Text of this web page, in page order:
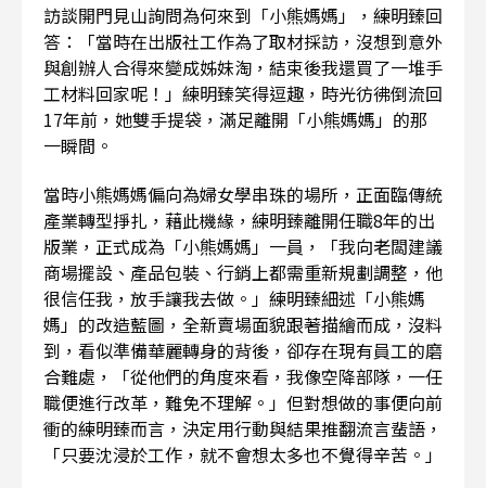
訪談開門見山詢問為何來到「小熊媽媽」，練明臻回
答：「當時在出版社工作為了取材採訪，沒想到意外
與創辦人合得來變成姊妹淘，結束後我還買了一堆手
工材料回家呢！」練明臻笑得逗趣，時光彷彿倒流回
17年前，她雙手提袋，滿足離開「小熊媽媽」的那
一瞬間。
當時小熊媽媽偏向為婦女學串珠的場所，正面臨傳統
產業轉型掙扎，藉此機緣，練明臻離開任職8年的出
版業，正式成為「小熊媽媽」一員，「我向老闆建議
商場擺設、產品包裝、行銷上都需重新規劃調整，他
很信任我，放手讓我去做。」練明臻細述「小熊媽
媽」的改造藍圖，全新賣場面貌跟著描繪而成，沒料
到，看似準備華麗轉身的背後，卻存在現有員工的磨
合難處，「從他們的角度來看，我像空降部隊，一任
職便進行改革，難免不理解。」但對想做的事便向前
衝的練明臻而言，決定用行動與結果推翻流言蜚語，
「只要沈浸於工作，就不會想太多也不覺得辛苦。」